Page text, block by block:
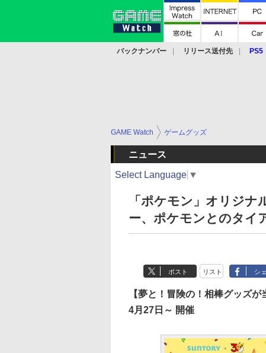
バックナンバー リリース送付先 PS5
GAME Watch ゲームグッズ
ニュース
Select Language ▼
「ポケモン」オリジナ
ー、ポケモンとのタイ
ポスト リスト シ
【夢と！冒険の！相棒グッズが
4月27日～ 開催